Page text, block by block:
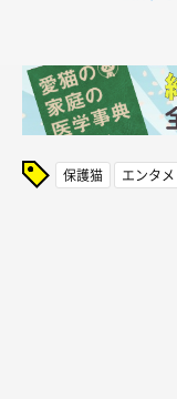
保護猫 エンタメ